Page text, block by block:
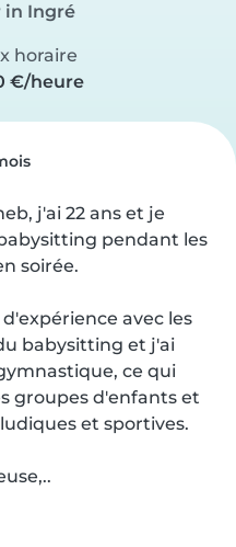
in Ingré
horaire
€/heure
j'ai 22 ans et je
pendant les
soirée.
avec les
babysitting et j'ai
ce qui
groupes d'enfants et
et sportives.